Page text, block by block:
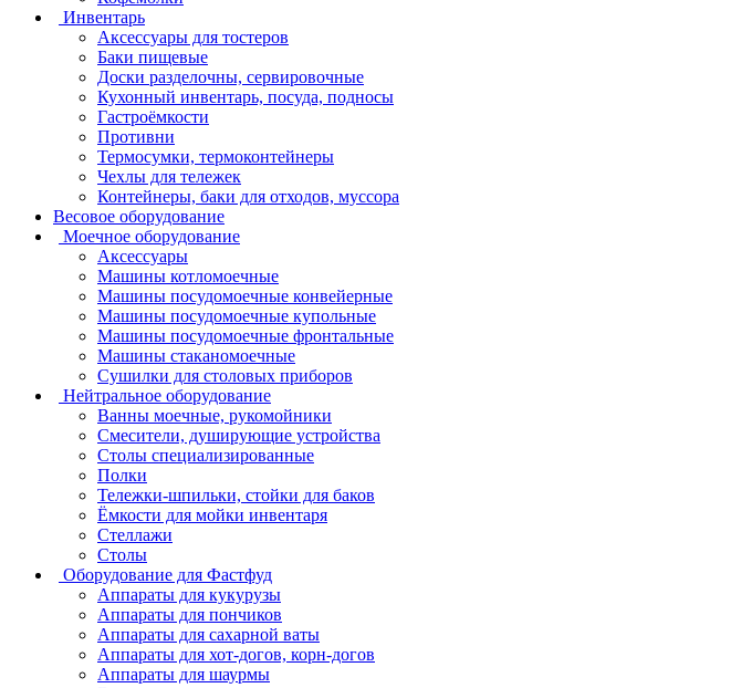
Инвентарь
Аксессуары для тостеров
Баки пищевые
Доски разделочны, сервировочные
Кухонный инвентарь, посуда, подносы
Гастроёмкости
Противни
Термосумки, термоконтейнеры
Чехлы для тележек
Контейнеры, баки для отходов, муссора
Весовое оборудование
Моечное оборудование
Аксессуары
Машины котломоечные
Машины посудомоечные конвейерные
Машины посудомоечные купольные
Машины посудомоечные фронтальные
Машины стаканомоечные
Сушилки для столовых приборов
Нейтральное оборудование
Ванны моечные, рукомойники
Смесители, душирующие устройства
Столы специализированные
Полки
Тележки-шпильки, стойки для баков
Ёмкости для мойки инвентаря
Стеллажи
Столы
Оборудование для Фастфуд
Аппараты для кукурузы
Аппараты для пончиков
Аппараты для сахарной ваты
Аппараты для хот-догов, корн-догов
Аппараты для шаурмы